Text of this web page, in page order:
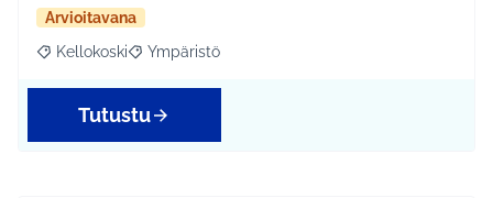
Arvioitavana
Rajaa tulokset aihepiirin mukaan: Kellokoski
Kellokoski Rajaa tulokset teeman mukaan: Ympäristö
Ympäristö
Tutustu